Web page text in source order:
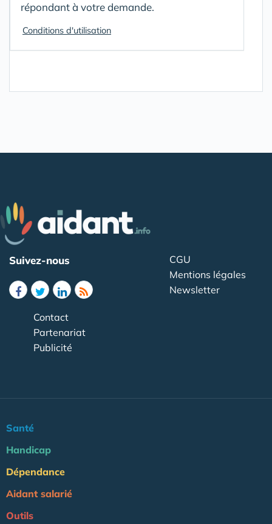
répondant à votre demande.
Conditions d'utilisation
Suivez-nous
CGU
Mentions légales
Newsletter
Contact
Partenariat
Publicité
Santé
Handicap
Dépendance
Aidant salarié
Outils